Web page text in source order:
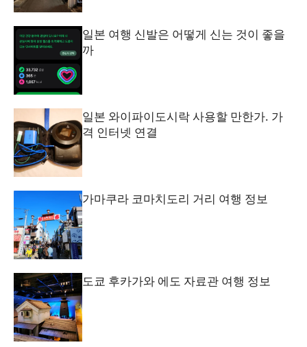
일본 여행 신발은 어떻게 신는 것이 좋을
까
일본 와이파이도시락 사용할 만한가. 가
격 인터넷 연결
가마쿠라 코마치도리 거리 여행 정보
도쿄 후카가와 에도 자료관 여행 정보